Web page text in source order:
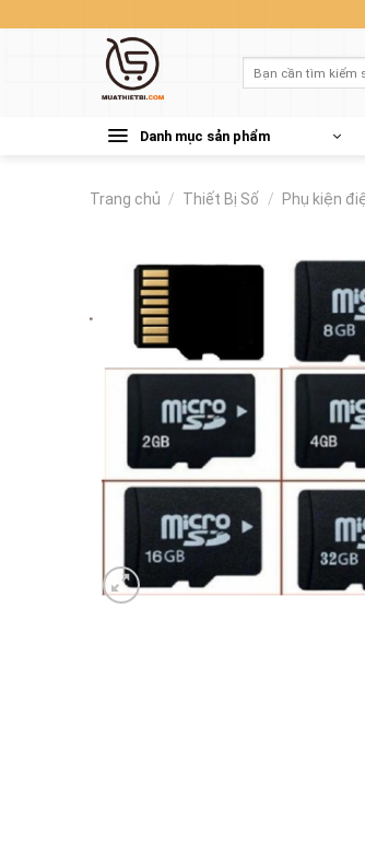
kiếm:
Danh mục sản phẩm
Trang chủ / Thiết Bị Số / Phụ kiện